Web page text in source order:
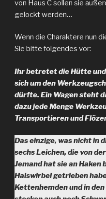
von Haus C sollen sie
gelockt werden…
Wenn die Charaktere nun
Sie bitte folgendes vor:
Ihr betretet die Hütte
sich um den
dürfte. Ein Wagen steht
dazu jede Menge
Transportieren und
Das einzige, was nicht in
sechs Leichen, die von
Jemand hat sie an
Halswirbel getrieben
Kettenhemden und in